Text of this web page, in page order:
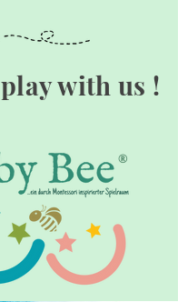
play with us !
®